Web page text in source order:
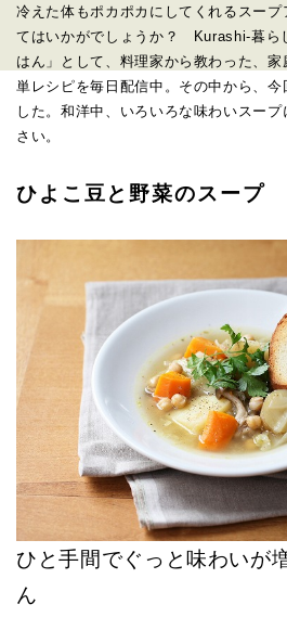
冷えた体もポカポカにしてくれるスー
てはいかがでしょうか？ Kurashi-暮ら
はん」として、料理家から教わった、
単レシピを毎日配信中。その中から、今
した。和洋中、いろいろな味わいスー
さい。
ひよこ豆と野菜のスープ
ひと手間でぐっと味わい
ん